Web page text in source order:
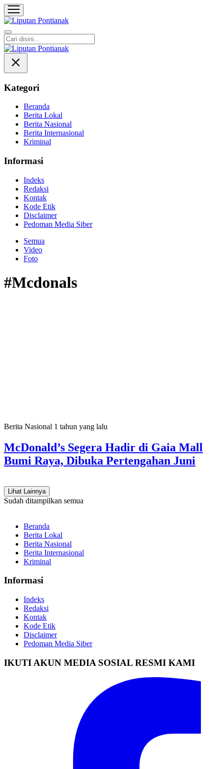
Liputan Pontianak
Berita Terkini dan TerUpdate
Kategori
Beranda
Berita Lokal
Berita Nasional
Berita Internasional
Kriminal
Informasi
Indeks
Redaksi
Kontak
Kode Etik
Disclaimer
Pedoman Media Siber
Semua
Video
Foto
#Mcdonals
Berita Nasional 1 tahun yang lalu
McDonald’s Segera Hadir di Gaia Mall
Bumi Raya, Dibuka Pertengahan Juni
Lihat Lainnya
Sudah ditampilkan semua
Beranda
Berita Lokal
Berita Nasional
Berita Internasional
Kriminal
Informasi
Indeks
Redaksi
Kontak
Kode Etik
Disclaimer
Pedoman Media Siber
IKUTI AKUN MEDIA SOSIAL RESMI KAMI